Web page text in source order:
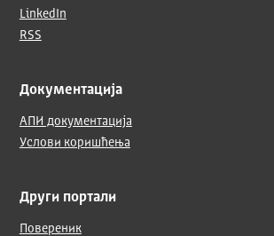
LinkedIn
RSS
Документација
АПИ документација
Услови коришћења
Други портали
Повереник